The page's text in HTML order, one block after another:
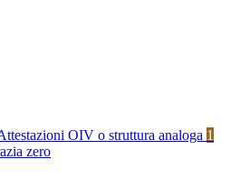
OIV o struttura analoga 1
zero